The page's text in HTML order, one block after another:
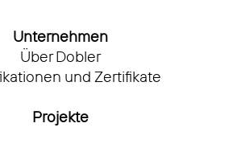
Unternehmen
Über Dobler
und Zertifikate
Projekte